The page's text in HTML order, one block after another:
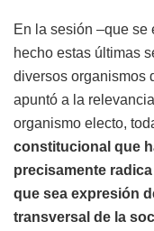
En la sesión –que se
hecho estas últimas
diversos organismos
apuntó a la
organismo electo,
constitucional que
precisamente
que sea expresión
transversal de la